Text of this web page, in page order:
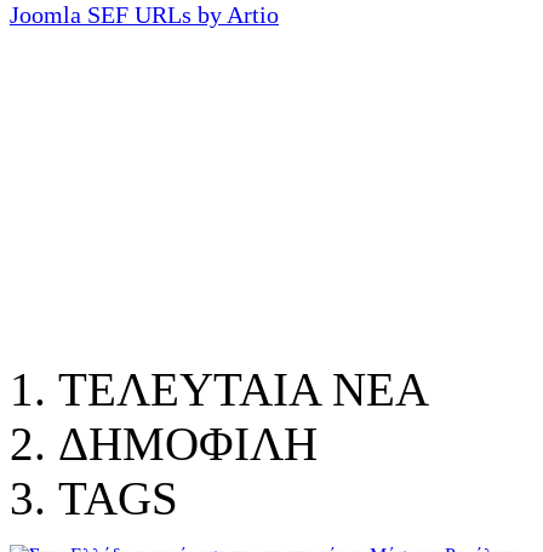
Joomla SEF URLs by Artio
ΤΕΛΕΥΤΑΙΑ ΝΕΑ
ΔΗΜΟΦΙΛΗ
TAGS